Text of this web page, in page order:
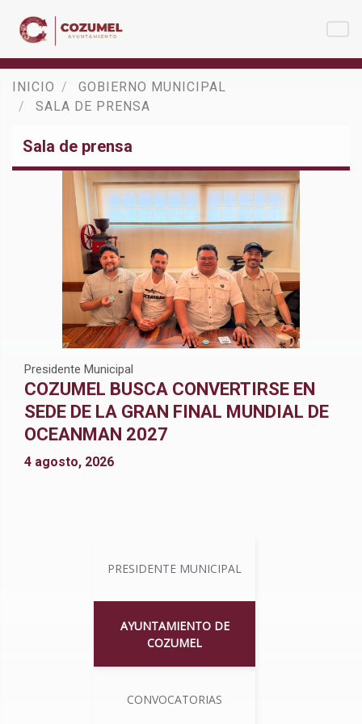
INICIO
GOBIERNO MUNICIPAL
SALA DE PRENSA
Sala de prensa
Presidente Municipal
COZUMEL BUSCA CONVERTIRSE EN
SEDE DE LA GRAN FINAL MUNDIAL DE
OCEANMAN 2027
4 agosto, 2026
PRESIDENTE MUNICIPAL
AYUNTAMIENTO DE
COZUMEL
CONVOCATORIAS